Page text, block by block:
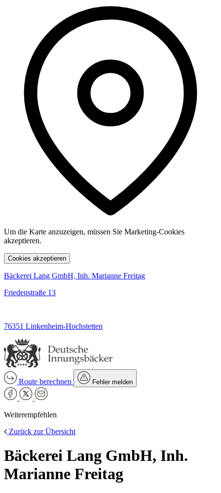
Um die Karte anzuzeigen, müssen Sie Marketing-Cookies
akzeptieren.
Cookies akzeptieren
Bäckerei Lang GmbH, Inh. Marianne Freitag
Friedenstraße 13
76351 Linkenheim-Hochstetten
Route berechnen Fehler melden
Weiterempfehlen
Zurück zur Übersicht
Bäckerei Lang GmbH, Inh.
Marianne Freitag